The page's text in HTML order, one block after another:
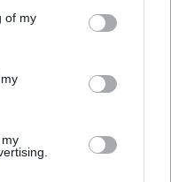
of my
im pierwsze
w życie w